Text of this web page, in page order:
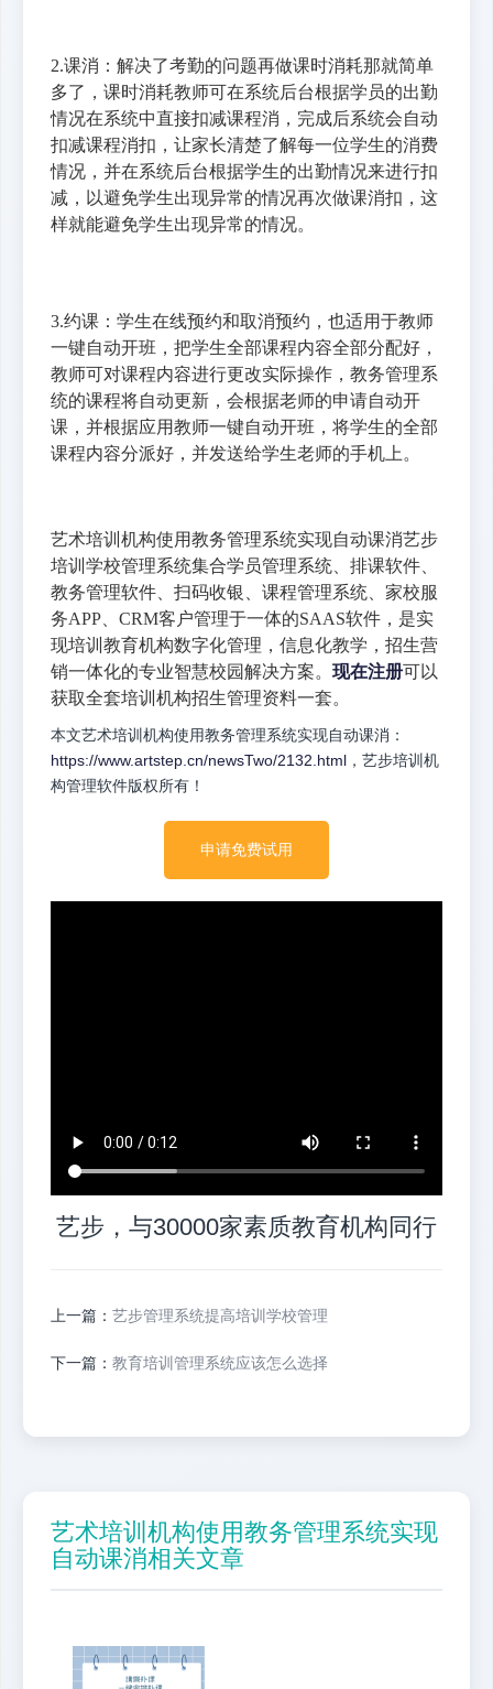
2.课消：解决了考勤的问题再做课时消耗那就简单
多了，课时消耗教师可在系统后台根据学员的出勤
情况在系统中直接扣减课程消，完成后系统会自动
扣减课程消扣，让家长清楚了解每一位学生的消费
情况，并在系统后台根据学生的出勤情况来进行扣
减，以避免学生出现异常的情况再次做课消扣，这
样就能避免学生出现异常的情况。
3.约课：学生在线预约和取消预约，也适用于教师
一键自动开班，把学生全部课程内容全部分配好，
教师可对课程内容进行更改实际操作，教务管理系
统的课程将自动更新，会根据老师的申请自动开
课，并根据应用教师一键自动开班，将学生的全部
课程内容分派好，并发送给学生老师的手机上。
艺术培训机构使用教务管理系统实现自动课消艺步
培训学校管理系统集合学员管理系统、排课软件、
教务管理软件、扫码收银、课程管理系统、家校服
务APP、CRM客户管理于一体的SAAS软件，是实
现培训教育机构数字化管理，信息化教学，招生营
销一体化的专业智慧校园解决方案。 现在注册可以
获取全套培训机构招生管理资料一套。
本文艺术培训机构使用教务管理系统实现自动课消：
https://www.artstep.cn/newsTwo/2132.html ，艺步培训机
构管理软件版权所有！
申请免费试用
艺步，与30000家素质教育机构同行
上一篇： 艺步管理系统提高培训学校管理
下一篇： 教育培训管理系统应该怎么选择
艺术培训机构使用教务管理系统实现
自动课消相关文章